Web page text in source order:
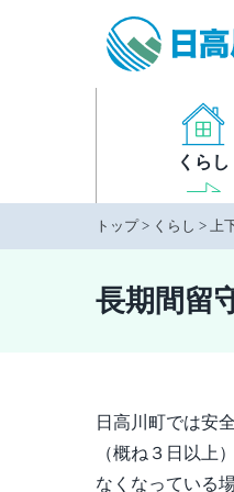
くらし
トップ> くらし > 上
長期間留
日高川町では安
（概ね３日以上
なくなっている